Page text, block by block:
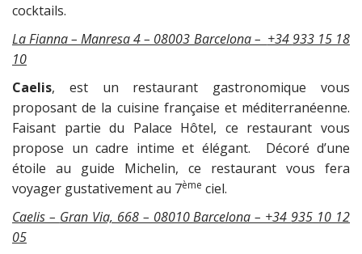
cocktails.
La Fianna – Manresa 4 – 08003 Barcelona – +34933 15 18
10
Caelis, est un restaurant gastronomique vous
proposant de la cuisine française et méditerranéenne.
Faisant partie du Palace Hôtel, ce restaurant vous
propose un cadre intime et élégant. Décoré d’une
étoile au guide Michelin, ce restaurant vous fera
voyager gustativement au 7ème ciel.
Caelis – Gran Via, 668 – 08010 Barcelona – +34935 10 12
05